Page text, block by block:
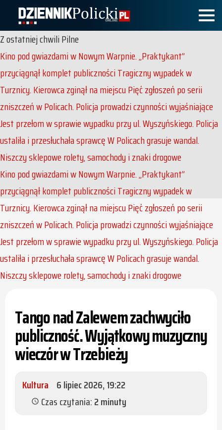
Z ostatniej chwiliPilne
Kino pod gwiazdami w Nowym Warpnie. „Praktykant”
przyciągnął komplet publicznościTragiczny wypadek w
Turznicy. Kierowca zginął na miejscuPięć zgłoszeń po serii
zniszczeń w Policach. Policja prowadzi czynności wyjaśniające
Jest przełom w sprawie wypadku przy ul. Wyszyńskiego. Policja
ustaliła i przesłuchała sprawcęW Policach grasuje wandal.
Niszczy sklepowe rolety, samochody i znaki drogowe
Kino pod gwiazdami w Nowym Warpnie. „Praktykant”
przyciągnął komplet publicznościTragiczny wypadek w
Turznicy. Kierowca zginął na miejscuPięć zgłoszeń po serii
zniszczeń w Policach. Policja prowadzi czynności wyjaśniające
Jest przełom w sprawie wypadku przy ul. Wyszyńskiego. Policja
ustaliła i przesłuchała sprawcęW Policach grasuje wandal.
Niszczy sklepowe rolety, samochody i znaki drogowe
Tango nad Zalewem zachwyciło
publiczność. Wyjątkowy muzyczny
wieczór w Trzebieży
Kultura 6 lipiec 2026, 19:22
schedule Czas czytania:2 minuty